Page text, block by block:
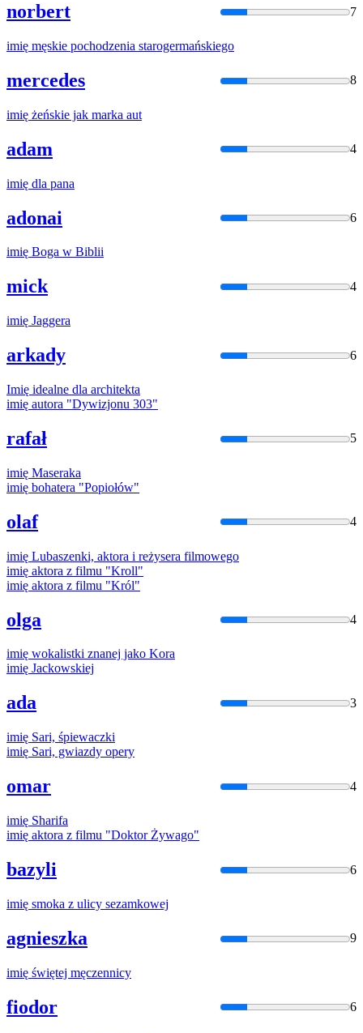
norbert 7
imię męskie pochodzenia starogermańskiego
mercedes 8
imię żeńskie jak marka aut
adam 4
imię dla pana
adonai 6
imię Boga w Biblii
mick 4
imię Jaggera
arkady 6
Imię idealne dla architekta
imię autora "Dywizjonu 303"
rafał 5
imię Maseraka
imię bohatera "Popiołów"
olaf 4
imię Lubaszenki, aktora i reżysera filmowego
imię aktora z filmu "Kroll"
imię aktora z filmu "Król"
olga 4
imię wokalistki znanej jako Kora
imię Jackowskiej
ada 3
imię Sari, śpiewaczki
imię Sari, gwiazdy opery
omar 4
imię Sharifa
imię aktora z filmu "Doktor Żywago"
bazyli 6
imię smoka z ulicy sezamkowej
agnieszka 9
imię świętej męczennicy
fiodor 6